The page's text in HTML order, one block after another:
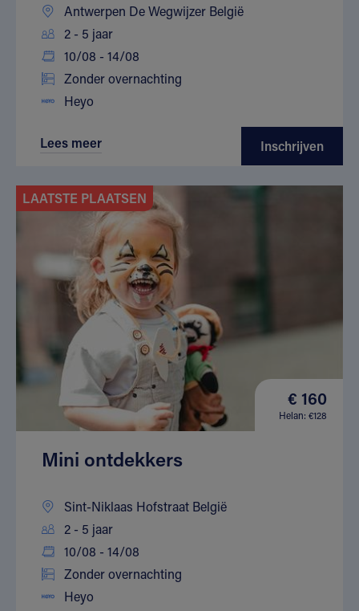
Antwerpen De Wegwijzer België
2 - 5 jaar
10/08 - 14/08
Zonder overnachting
Heyo
Lees meer Inschrijven
LAATSTE PLAATSEN
€ 160
Helan: €128
Mini ontdekkers
Sint-Niklaas Hofstraat België
2 - 5 jaar
10/08 - 14/08
Zonder overnachting
Heyo